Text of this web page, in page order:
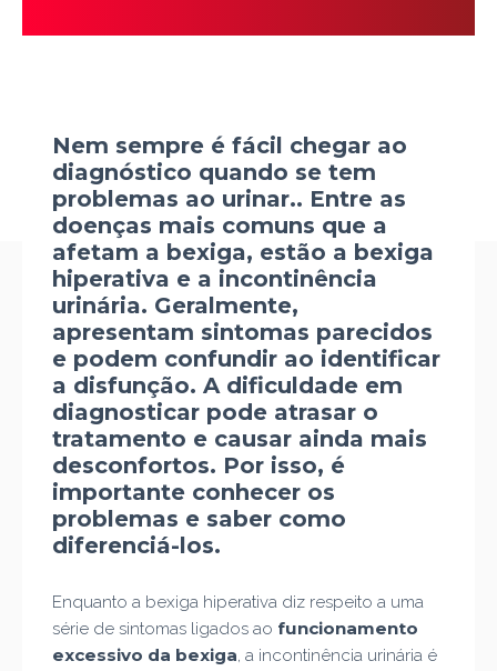
Nem sempre é fácil chegar ao
diagnóstico quando se tem
problemas ao urinar.. Entre as
doenças mais comuns que a
afetam a bexiga, estão a bexiga
hiperativa e a incontinência
urinária. Geralmente,
apresentam sintomas parecidos
e podem confundir ao identificar
a disfunção. A dificuldade em
diagnosticar pode atrasar o
tratamento e causar ainda mais
desconfortos. Por isso, é
importante conhecer os
problemas e saber como
diferenciá-los.
Enquanto a bexiga hiperativa diz respeito a uma
série de sintomas ligados ao funcionamento
excessivo da bexiga, a incontinência urinária é